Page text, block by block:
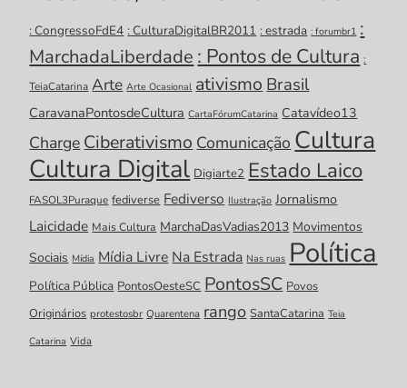
: CongressoFdE4 : CulturaDigitalBR2011 : estrada : forumbr1 :
MarchadaLiberdade : Pontos de Cultura :
TeiaCatarina Arte Arte Ocasional ativismoBrasil
CaravanaPontosdeCultura CartaFórumCatarina Catavídeo13
ChargeCiberativismoComunicação Cultura
Cultura Digital Digiarte2 Estado Laico
FASOL3Puraque fediverse Fediverso Ilustração Jornalismo
Laicidade Mais Cultura MarchaDasVadias2013 Movimentos
Sociais Mídia Mídia LivreNa Estrada Nas ruas Política
Política Pública PontosOesteSC PontosSC Povos
Originários protestosbr Quarentena rango SantaCatarina Teia
Catarina Vida